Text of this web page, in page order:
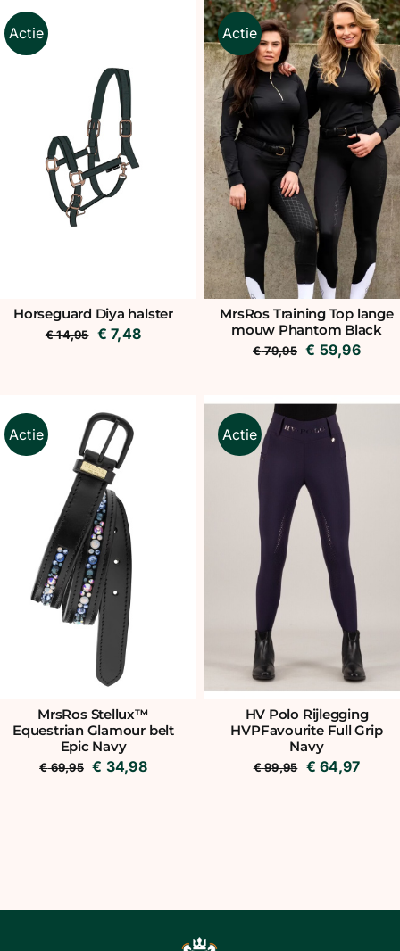
Actie
Horseguard Diya halster
€14,95 Oorspronkelijke
€ 7,48Huidige
Actie
MrsRos Training Top lange
mouw Phantom Black
€79,95
€ 79,95.
€ 59,96
Actie
MrsRos Stellux™
Equestrian Glamour belt
Epic Navy
€69,95 Oorspronkelijke
€ 34,98Huidige
Actie
HV Polo Rijlegging
HVPFavourite Full Grip
Navy
€99,95 € 64,97